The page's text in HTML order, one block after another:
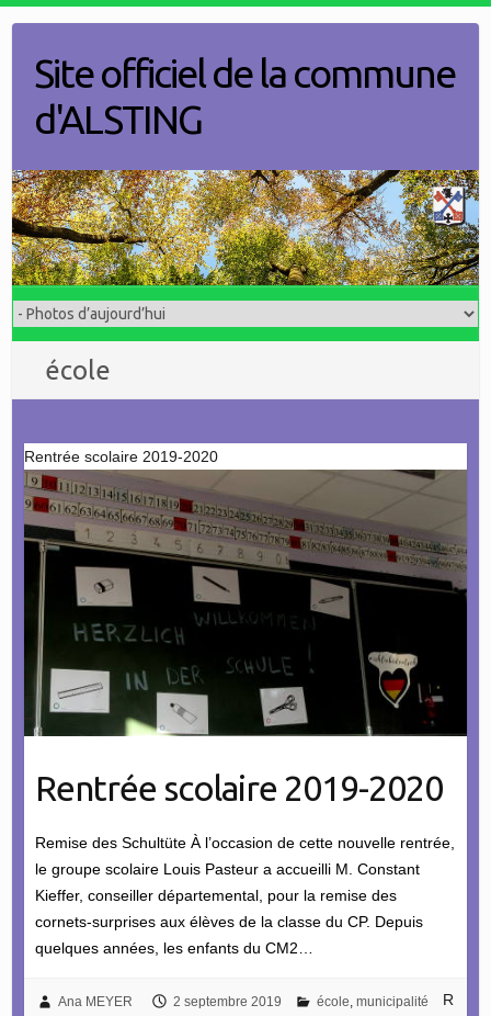
contentSite officiel de la commune
d'ALSTING
école
Rentrée scolaire 2019-2020
Rentrée scolaire 2019-2020
Remise des Schultüte À l’occasion de cette nouvelle rentrée,
le groupe scolaire Louis Pasteur a accueilli M. Constant
Kieffer, conseiller départemental, pour la remise des
cornets-surprises aux élèves de la classe du CP. Depuis
quelques années, les enfants du CM2…
Ana MEYER 2 septembre 2019 école, municipalité
R